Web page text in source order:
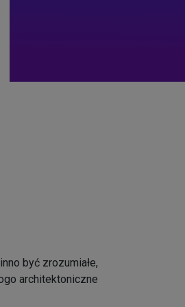
być zrozumiałe,
architektoniczne